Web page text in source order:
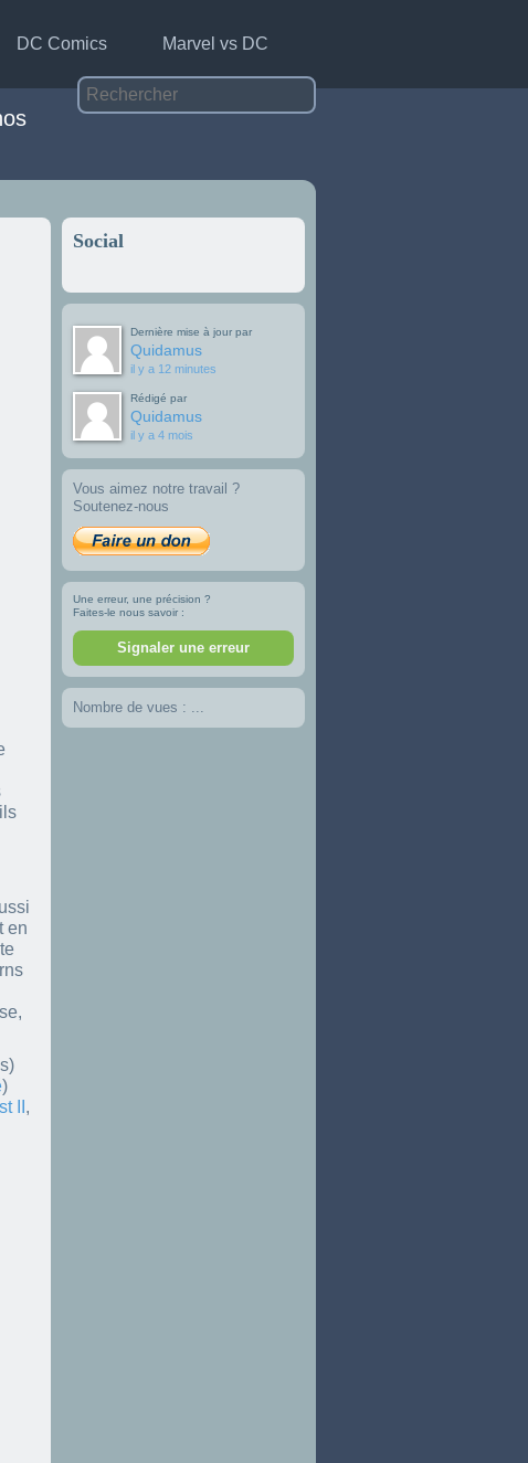
DC Comics Marvel vs DC
en
)
II ,
Social
Dernière mise à jour par
Quidamus
il y a 12 minutes
Rédigé par
Quidamus
il y a 4 mois
Vous aimez notre travail ?
Soutenez-nous
Une erreur, une précision ?
Faites-le nous savoir :
Signaler une erreur
Nombre de vues : ...